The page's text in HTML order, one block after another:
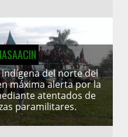
del norte del
máxima alerta por la
atentados de
paramilitares.